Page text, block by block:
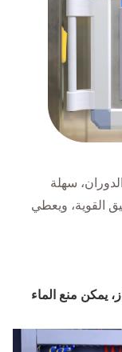
دعم 360 درجة الدوران، سهلة
القوية، ويعطي
يمكن منع الماء